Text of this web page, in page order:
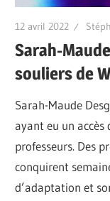
12 avril 2022
Sarah-
souliers de
Sarah-Maude
ayant eu un accès
professeurs. Des
conquirent
d’adaptation et